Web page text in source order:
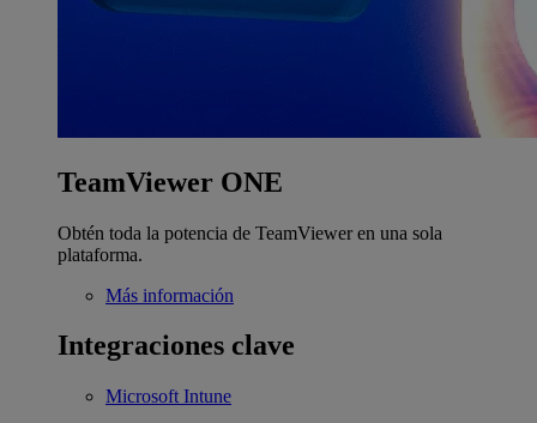
TeamViewer ONE
Obtén toda la potencia de TeamViewer en una sola
plataforma.
Más información
Integraciones clave
Microsoft Intune